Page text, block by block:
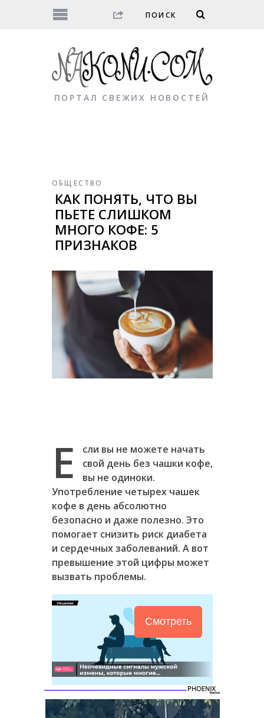
ПОРТАЛ СВЕЖИХ НОВОСТЕЙ
ОБЩЕСТВО
КАК ПОНЯТЬ, ЧТО ВЫ
ПЬЕТЕ СЛИШКОМ
МНОГО КОФЕ: 5
ПРИЗНАКОВ
Е
сли вы не можете начать
свой день без чашки кофе,
вы не одиноки.
Употребление четырех чашек
кофе в день абсолютно
безопасно и даже полезно. Это
помогает снизить риск диабета
и сердечных заболеваний. А вот
превышение этой цифры может
вызвать проблемы.
Смотреть